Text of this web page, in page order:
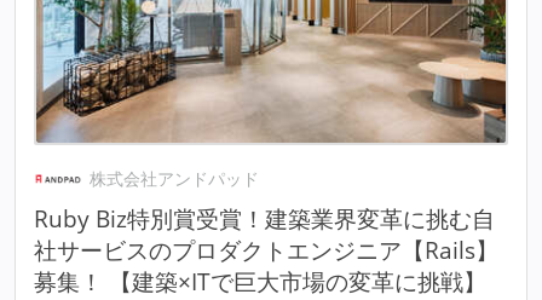
株式会社アンドパッド
Ruby Biz特別賞受賞！建築業界変革に挑む自
社サービスのプロダクトエンジニア【Rails】
募集！ 【建築×ITで巨大市場の変革に挑戦】